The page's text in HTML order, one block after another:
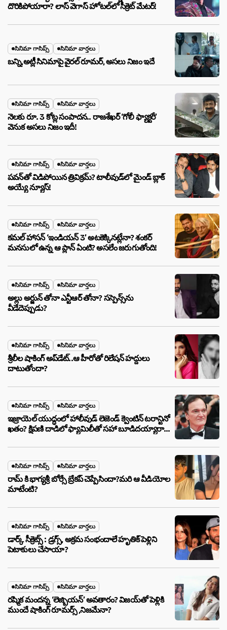
దొరికిపోయారా? లాస్ వెగాస్ హోటల్‌లో సీక్రెట్ మేటర్!
సినిమా గాసిప్స్ సినిమా వార్తలు
బన్ని,అట్లీ సినిమాపై వైరల్ రూమర్, అసలు నిజం ఇదే
సినిమా గాసిప్స్ సినిమా వార్తలు
నెలకు రూ. 3 కోట్ల సంపాదన.. రాజశేఖర్ ‘గోలీ ఫ్యాక్టరీ’
వెనుక అసలు నిజం ఇదీ!
సినిమా గాసిప్స్ సినిమా వార్తలు
పవన్‌తో విడిపోయిన త్రివిక్రమ్? టాలీవుడ్‌లో మైండ్ బ్లాక్
అయ్యే న్యూస్!
సినిమా గాసిప్స్ సినిమా వార్తలు
కమల్ హాసన్ ‘ఇండియన్ 3’ అటకెక్కినట్లేనా? శంకర్
మనసులో ఉన్న ఆ ప్లాన్ ఏంటి? అసలేం జరుగుతోంది!
సినిమా గాసిప్స్ సినిమా వార్తలు
అల్లు అర్జున్ తోనా ఎన్టీఆర్ తోనా? సస్పెన్స్‌ను
వీడేదెప్పుడు?
సినిమా గాసిప్స్ సినిమా వార్తలు
శ్రీలీల షాకింగ్ అప్‌డేట్..ఆ హీరోతో రిలేషన్ హద్దులు
దాటుతోందా?
సినిమా గాసిప్స్ సినిమా వార్తలు
ఇజ్రాయెల్ యుద్ధంలో హాలీవుడ్ లెజెండ్ క్వెంటిన్ టరాన్టినో
ఖతం? క్షిపణి దాడిలో ఫ్యామిలీతో సహా బూడిదయ్యారా?
సినిమా గాసిప్స్ సినిమా వార్తలు
రామ్ కి భాగ్యశ్రీ బోర్సే బ్రేకప్ చెప్పేసిందా?మరి ఆ వీడియోల
మాటేంటి?
సినిమా గాసిప్స్ సినిమా వార్తలు
డార్క్ సీక్రెట్స్ : డ్రగ్స్, అక్రమ సంభందాలే హృతిక్ పెళ్లిని
పెటాకులు చేసాయా?
సినిమా గాసిప్స్ సినిమా వార్తలు
రష్మిక మందన్న ‘లెజ్బియన్’ అవతారం? విజయ్‌తో పెళ్లికి
ముందే షాకింగ్ రూమర్స్ ,నిజమేనా?